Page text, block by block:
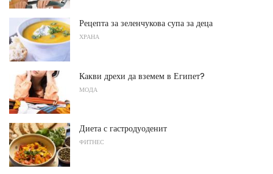
Рецепта за зеленчукова супа за деца
ХРАНА
Какви дрехи да вземем в Египет?
МОДА
Диета с гастродуоденит
ФИТНЕС